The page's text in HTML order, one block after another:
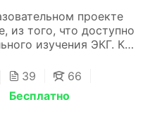
проекте
из того, что доступно
изучения ЭКГ. К
39
66
Бесплатно